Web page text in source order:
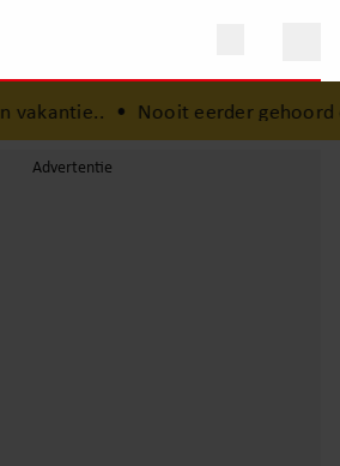
Nooit eerder gehoord concert van